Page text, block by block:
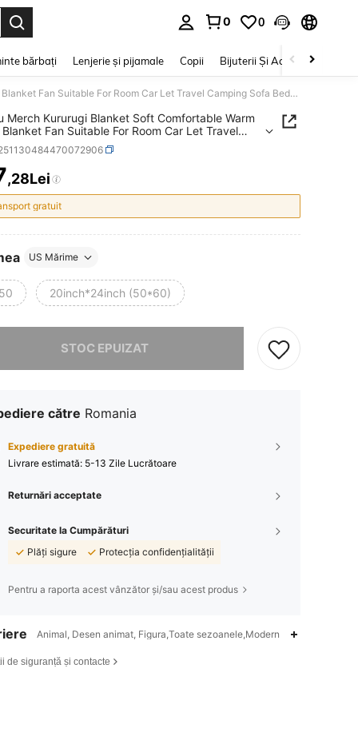
0 0
bărbați Lenjerie și pijamale Copii Bijuterii Și Accesorii
Suzaku Merch Kururugi Blanket Soft Comfortable Warm Fleece Blanket Fan Suitable For Room Car Let Travel Camping Sofa Bedroom, Living Room, Sofa, Car, Travel, Home Decoration Decoration Merch Gift
Merch Kururugi Blanket Soft Comfortable Warm
Blanket Fan Suitable For Room Car Let Travel
Sofa Bedroom, Living Room, Sofa, Car, Travel,
Decoration Merch Gift
AND AVAILABILITY
,28Lei
gratuit
US Mărime
20inch*24inch (50*60)
STOC EPUIZAT
către Romania
Expediere gratuită
Livrare estimată: 5-13 Zile Lucrătoare
Returnări acceptate
Securitate la Cumpărături
Plăți sigure
Protecția confidențialității
Pentru a raporta acest vânzător și/sau acest produs
Animal, Desen animat, Figura,Toate sezoanele,Modern
de siguranță și contacte